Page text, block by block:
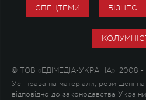
СПЕЦТЕМИ БІЗНЕС
© ТОВ «ЕДІМЕДІА-УКРАЇНА», 2008 -
Усі права на матеріали, розміщені
відповідно до законодавства